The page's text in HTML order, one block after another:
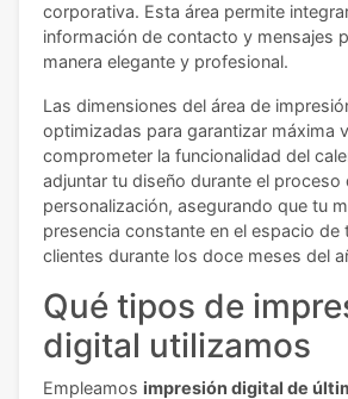
corporativa. Esta área permite
información de contacto y mensajes
manera elegante y profesional.
Las dimensiones del área de
optimizadas para garantizar máxima
comprometer la funcionalidad del
adjuntar tu diseño durante el proceso
personalización, asegurando que tu
presencia constante en el espacio de
clientes durante los doce meses del
Qué tipos de
digital utilizamos
Empleamos impresión digital de